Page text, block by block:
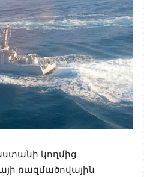
կողմից
ռազմածովային